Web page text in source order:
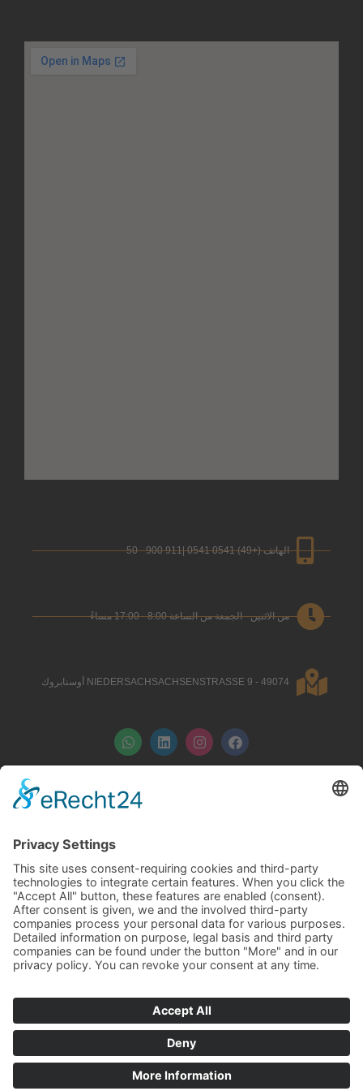
الهاتف (+49) 0541 0541 |911 900 - 50
من الاثنين - الجمعة من الساعة 8:00 - 17:00 مساءً
NIEDERSACHSACHSENSTRASSE 9 - 49074 أوسنابروك
ف
ي
س
ا
ن
س
ل
ي
ن
و
ا
ت
آ
ب
الوظائف المزايا نحن دقيقون الطباعة حماية البيانات
عضو في مجموعة كاريك
اتصل بنا